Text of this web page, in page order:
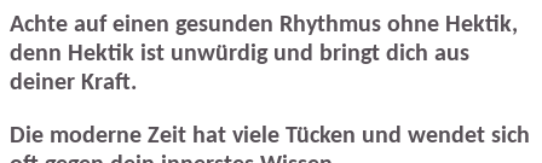
Achte auf einen gesunden Rhythmus ohne Hektik,
denn Hektik ist unwürdig und bringt dich aus
deiner Kraft.
Die moderne Zeit hat viele Tücken und wendet sich